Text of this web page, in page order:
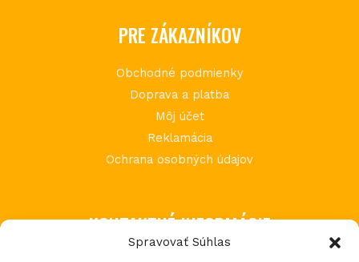
Spravovať Súhlas
PRE ZÁKAZNÍKOV
Obchodné podmienky
Doprava a platba
Môj účet
Reklamácia
Ochrana osobných údajov
KONTAKTNÉ INFORMÁCIE